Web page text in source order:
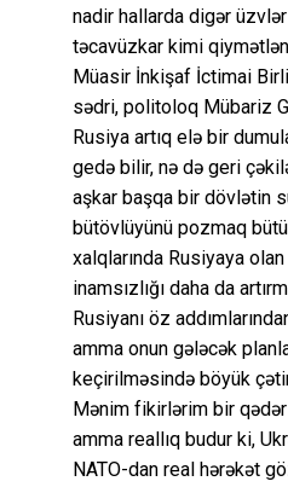
nadir hallarda digər
təcavüzkar kimi
Müasir İnkişaf İctimai
sədri, politoloq Mübariz
Rusiya artıq elə bir
gedə bilir, nə də geri
aşkar başqa bir dövlətin
bütövlüyünü pozmaq
xalqlarında Rusiyaya
inamsızlığı daha da
Rusiyanı öz
amma onun gələcək
keçirilməsində böyük
Mənim fikirlərim bir
amma reallıq budur ki,
NATO-dan real hərəkət